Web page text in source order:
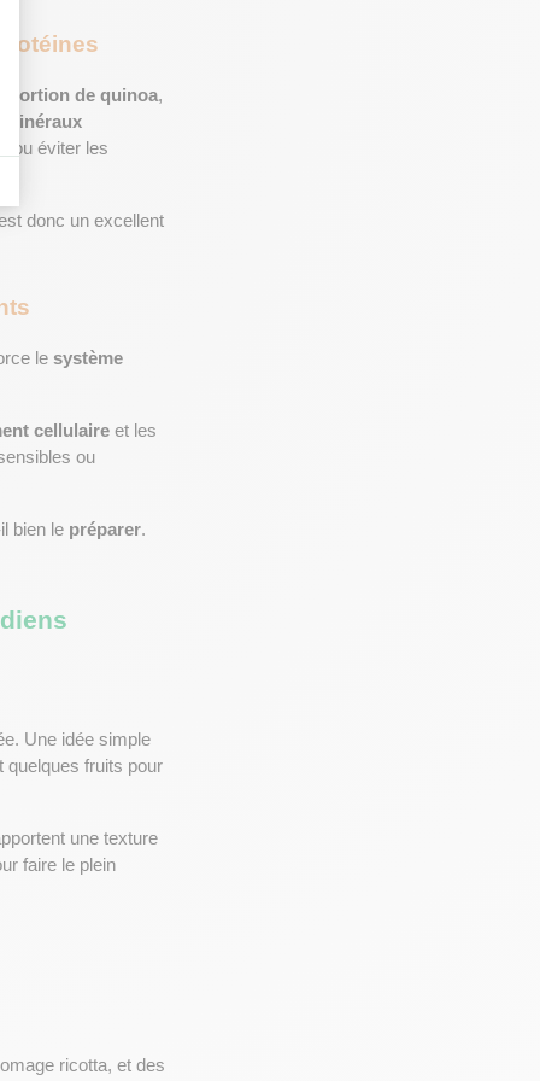
portion de quinoa,
minéraux
ou éviter les
le système
cellulaire
ou
bien le préparer.
Une idée simple
quelques fruits pour
une texture
faire le plein
ricotta, et des